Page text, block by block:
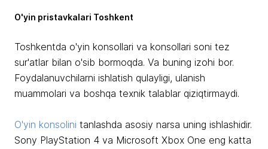
O'yin pristavkalari Toshkent
Toshkentda o'yin konsollari va konsollari soni tez
sur'atlar bilan o'sib bormoqda. Va buning izohi bor.
Foydalanuvchilarni ishlatish qulayligi, ulanish
muammolari va boshqa texnik talablar qiziqtirmaydi.
O'yin konsolini tanlashda asosiy narsa uning ishlashidir.
Sony PlayStation 4 va Microsoft Xbox One eng katta